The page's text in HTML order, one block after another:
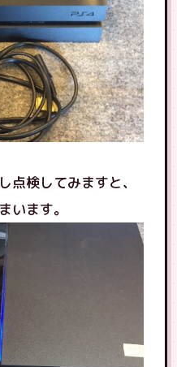
点検してみますと、
います。